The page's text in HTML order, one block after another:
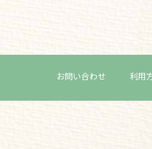
お問い合わせ 利用